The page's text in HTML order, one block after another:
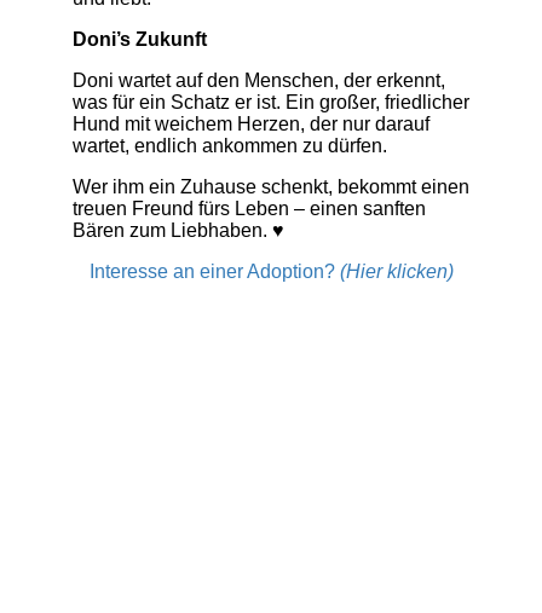
Doni’s Zukunft
Doni wartet auf den Menschen, der erkennt,
was für ein Schatz er ist. Ein großer, friedlicher
Hund mit weichem Herzen, der nur darauf
wartet, endlich ankommen zu dürfen.
Wer ihm ein Zuhause schenkt, bekommt einen
treuen Freund fürs Leben – einen sanften
Bären zum Liebhaben. ♥
Interesse an einer Adoption? (Hier klicken)